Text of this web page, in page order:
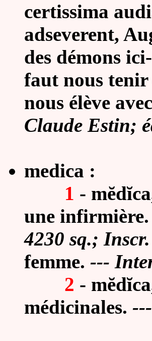
certissima
adseverent,
des démons
faut nous
nous élève
Claude Estin;
medica :
1 -
une infirmière.
4230 sq.;
femme. ---
2 -
médicinales.